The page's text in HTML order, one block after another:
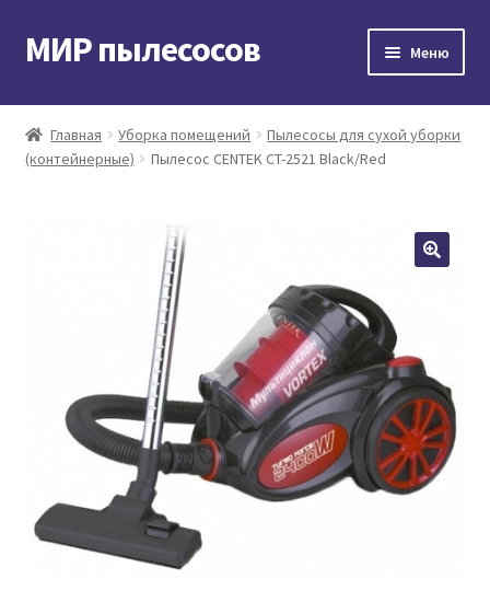
Перейти
к
Перейти
к
МИР пылесосов Меню
Главная
Мой аккаунт
Главная Уборка помещений
Пылесосы для сухой уборки
(контейнерные)
Пылесос CENTEK CT-2521 Black/Red